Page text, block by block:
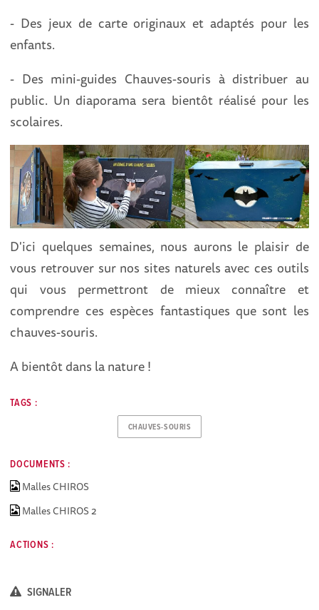
- Des jeux de carte originaux et adaptés pour les
enfants.
- Des mini-guides Chauves-souris à distribuer au
public. Un diaporama sera bientôt réalisé pour les
scolaires.
D'ici quelques semaines, nous aurons le plaisir de
vous retrouver sur nos sites naturels avec ces outils
qui vous permettront de mieux connaître et
comprendre ces espèces fantastiques que sont les
chauves-souris.
A bientôt dans la nature !
TAGS :
CHAUVES-SOURIS
DOCUMENTS :
Malles CHIROS
Malles CHIROS 2
ACTIONS :
SIGNALER